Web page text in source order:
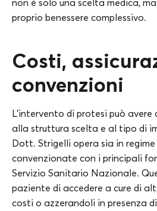
non è solo una scelta medica,
proprio benessere complessivo.
Costi,
convenzioni
L’intervento di protesi può
alla struttura scelta e al tipo di
Dott. Strigelli opera sia in
convenzionate con i principali
Servizio Sanitario Nazionale.
paziente di accedere a cure di
costi o azzerandoli in presenza